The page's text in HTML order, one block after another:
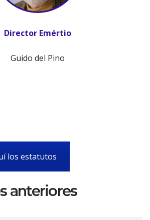
Director Emértio
Guido del Pino
los estatutos
anteriores